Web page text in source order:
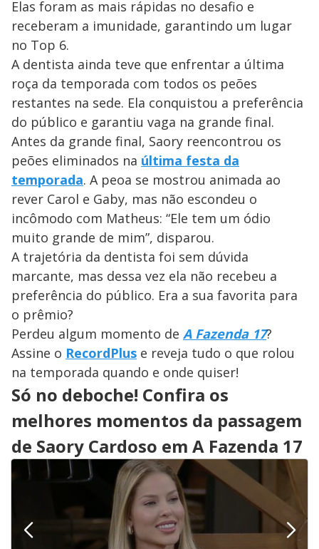
Elas foram as mais rápidas no desafio e
receberam a imunidade, garantindo um lugar
no Top 6.
A dentista ainda teve que enfrentar a última
roça da temporada com todos os peões
restantes na sede. Ela conquistou a preferência
do público e garantiu vaga na grande final.
Antes da grande final, Saory reencontrou os
peões eliminados na última festa da
temporada. A peoa se mostrou animada ao
rever Carol e Gaby, mas não escondeu o
incômodo com Matheus: “Ele tem um ódio
muito grande de mim”, disparou.
A trajetória da dentista foi sem dúvida
marcante, mas dessa vez ela não recebeu a
preferência do público. Era a sua favorita para
o prêmio?
Perdeu algum momento de A Fazenda 17?
Assine o RecordPlus e reveja tudo o que rolou
na temporada quando e onde quiser!
Só no deboche! Confira os
melhores momentos da passagem
de Saory Cardoso em A Fazenda 17